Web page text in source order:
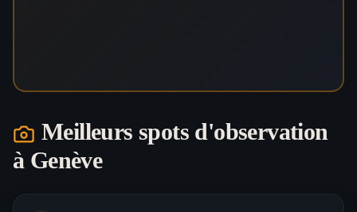
Meilleurs spots d'observation
à Genève